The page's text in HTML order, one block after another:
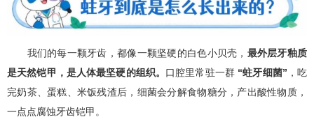
我们的每一颗牙齿，都像一颗坚硬的白色小贝壳， 最外层牙釉质
是天然铠甲，是人体最坚硬的组织。 口腔里常驻一群 “蛀牙细菌” ，吃
完奶茶、蛋糕、米饭残渣后，细菌会分解食物糖分，产出酸性物质，
一点点腐蚀牙齿铠甲。